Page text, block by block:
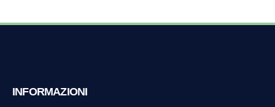
INFORMAZIONI